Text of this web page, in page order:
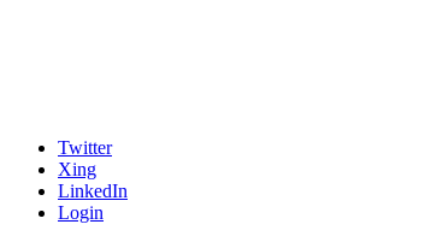
Twitter
Xing
LinkedIn
Login